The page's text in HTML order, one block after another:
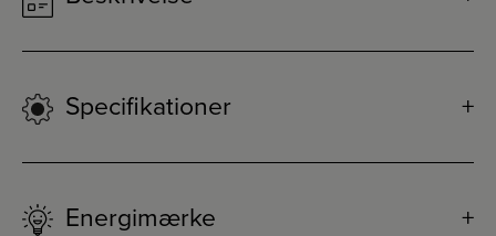
Specifikationer
Energimærke